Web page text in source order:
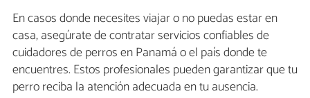
En casos donde necesites viajar o no puedas estar en
casa, asegúrate de contratar servicios confiables de
cuidadores de perros en Panamá o el país donde te
encuentres. Estos profesionales pueden garantizar que tu
perro reciba la atención adecuada en tu ausencia.